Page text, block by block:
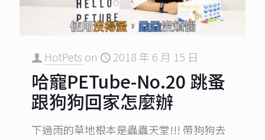
HotPets on 2018 年 6 月 15 日
哈寵PETube-No.20 跳蚤
跟狗狗回家怎麼辦
下過雨的草地根本是蟲蟲天堂!!! 帶狗狗去